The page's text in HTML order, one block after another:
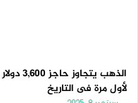
الذهب يتجاوز حاجز 3,600 دولار
لأول مرة فى التاريخ